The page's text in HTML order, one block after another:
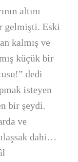
altını
gelmişti. Eski
kalmış ve
küçük bir
dedi
isteyen
bir şeydi.
ve
dahi…